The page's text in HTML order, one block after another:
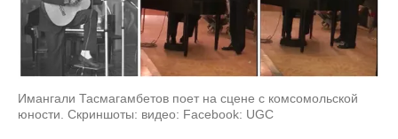
Имангали Тасмагамбетов поет на сцене с комсомольской
юности. Скриншоты: видео: Facebook: UGC